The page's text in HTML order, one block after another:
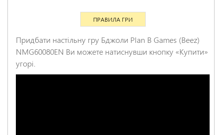
ПРАВИЛА ГРИ
Придбати настільну гру Бджоли Plan B Games (Beez)
NMG60080EN Ви можете натиснувши кнопку «Купити»
угорі.